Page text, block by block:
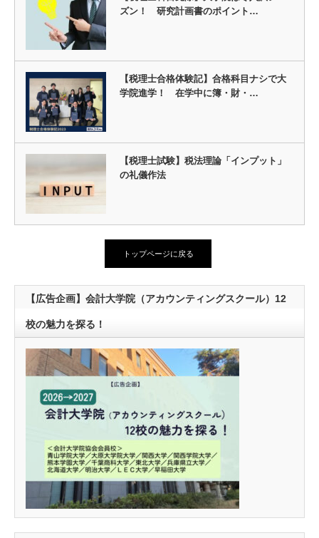
ズン！ 研究計画書のポイント…
【税理士合格体験記】合格科目ナシで大
学院進学！ 在学中に簿・財・…
【税理士試験】税法理論「インプット」
の礼儀作法
トップページに戻る
【広告企画】会計大学院（アカウンティングスクール）12
校の魅力を探る！